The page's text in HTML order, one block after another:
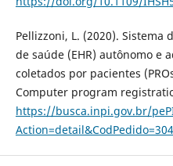
Pellizzoni, L. (2020). Sistema
de saúde (EHR) autônomo e
coletados por pacientes
Computer program
https://busca.inpi.gov.br/